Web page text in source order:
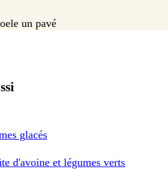
un pavé
glacés
d'avoine et légumes verts